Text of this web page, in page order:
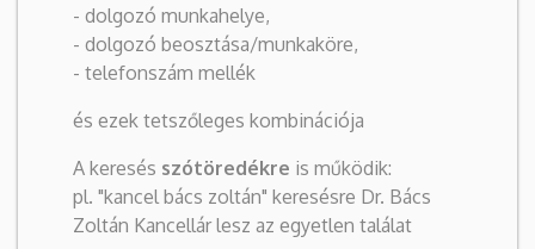
- dolgozó munkahelye,
- dolgozó beosztása/munkaköre,
- telefonszám mellék
és ezek tetszőleges kombinációja
A keresés szótöredékre is működik:
pl. "kancel bács zoltán" keresésre Dr. Bács
Zoltán Kancellár lesz az egyetlen találat